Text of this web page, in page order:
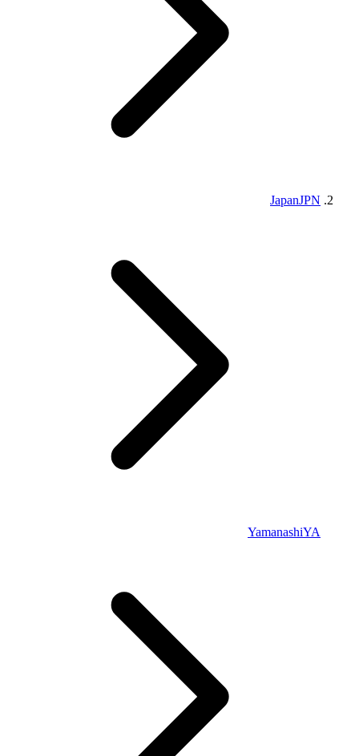
JapanJPN
YamanashiYA